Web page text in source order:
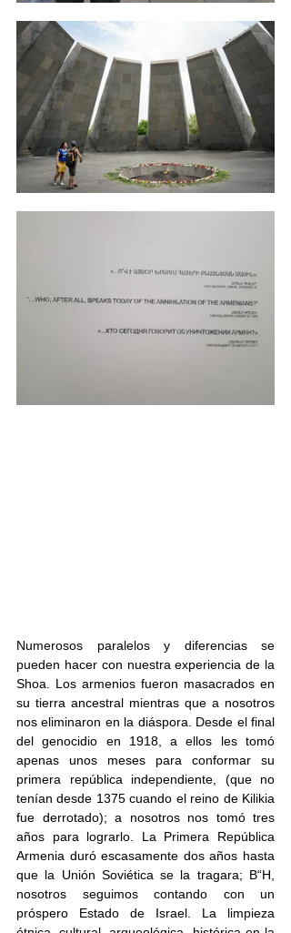
Numerosos paralelos y diferencias se
pueden hacer con nuestra experiencia de la
Shoa. Los armenios fueron masacrados en
su tierra ancestral mientras que a nosotros
nos eliminaron en la diáspora. Desde el final
del genocidio en 1918, a ellos les tomó
apenas unos meses para conformar su
primera república independiente, (que no
tenían desde 1375 cuando el reino de Kilikia
fue derrotado); a nosotros nos tomó tres
años para lograrlo. La Primera República
Armenia duró escasamente dos años hasta
que la Unión Soviética se la tragara; B“H,
nosotros seguimos contando con un
próspero Estado de Israel. La limpieza